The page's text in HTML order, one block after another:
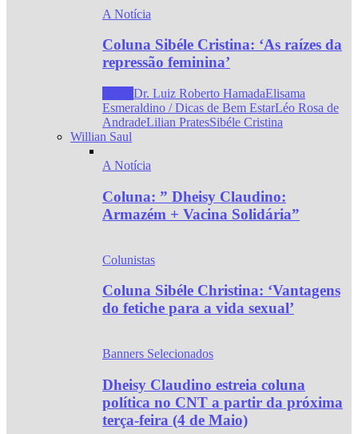
A Notícia
Coluna Sibéle Cristina: ‘As raízes da
repressão feminina’
Dr. Luiz Roberto HamadaElisama
Esmeraldino / Dicas de Bem EstarLéo Rosa de
AndradeLilian PratesSibéle Cristina
Willian Saul
A Notícia
Coluna: ” Dheisy Claudino:
Armazém + Vacina Solidária”
Colunistas
Coluna Sibéle Christina: ‘Vantagens
do fetiche para a vida sexual’
Banners Selecionados
Dheisy Claudino estreia coluna
política no CNT a partir da próxima
terça-feira (4 de Maio)